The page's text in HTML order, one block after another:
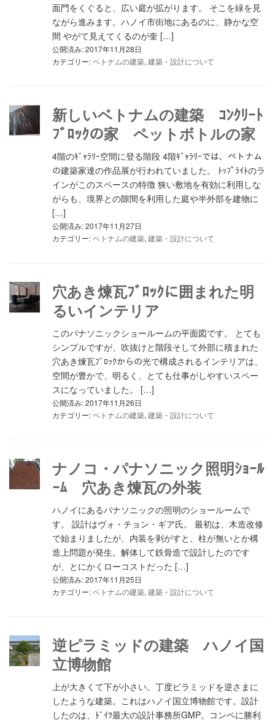
面門をくぐると、広い庭が拡がります。 そこを緑を見
ながら進みます。ハノイ市街地にあるのに、静かな空
間 やがて見えてくるのが奎 […]
公開済み: 2017年11月28日
カテゴリー:ベトナムの建築, 建築・設計について
新しいベトナムの建築 ｺﾝｸﾘｰﾄ
ﾌﾞﾛｯｸの家 ペットボトルの家
4階のｷﾞｬﾗﾘｰ空間に登る階段 4階ｷﾞｬﾗﾘｰでは、ベトナム
の建築家達の作品展が行われていました。 ﾄｯﾌﾟﾗｲﾄのラ
インがこのスペースの特徴 狭い敷地を有効に利用しな
がらも、境界との隙間を利用した庭や半外部を建物に
[…]
公開済み: 2017年11月27日
カテゴリー:ベトナムの建築, 建築・設計について
穴あき煉瓦ﾌﾞﾛｯｸに囲まれた明
るいインテリア
このパナソニックショールームの平面図です。 とても
シンプルですが、吹抜けと階段そして外部に積まれた
穴あき煉瓦ﾌﾞﾛｯｸからの光で構成されるインテリアは、
空間が豊かで、明るく、とても仕事がしやすいスペー
スになっていました。 […]
公開済み: 2017年11月26日
カテゴリー:ベトナムの建築, 建築・設計について
ナノコ・パナソニック照明ｼｮｰﾙ
ｰﾑ 穴あき煉瓦の外装
ハノイにあるパナソニックの照明のショールームで
す。 設計はヴォ・チョン・ギア氏。 最初は、木造改修
で始まりましたが、内装を剥がすと、柱が無いとか構
造上問題が発生。解体して鉄骨造で設計したのです
が、とにかくローコストだった […]
公開済み: 2017年11月25日
カテゴリー:ベトナムの建築, 建築・設計について
逆ピラミッドの建築 ハノイ国
立博物館
上が大きくて下が小さい。丁度ピラミッドを逆さまに
したような建築。これはハノイ国立博物館です。設計
したのは、ﾄﾞｲﾂ最大の設計事務所GMP。コンペに勝利